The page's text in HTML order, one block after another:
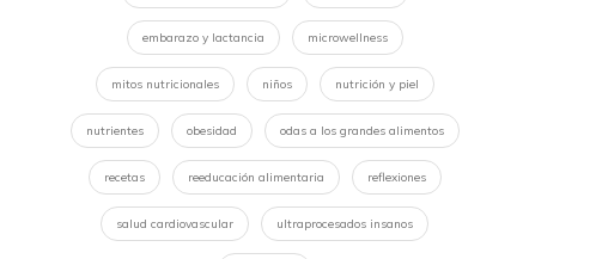
embarazo y lactancia microwellness
mitos nutricionales niños nutrición y piel
nutrientes obesidad odas a los grandes alimentos
recetas reeducación alimentaria reflexiones
salud cardiovascular ultraprocesados insanos